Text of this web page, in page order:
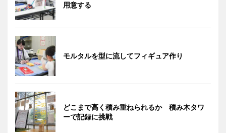
用意する
モルタルを型に流してフィギュア作り
どこまで高く積み重ねられるか 積み木タワ
ーで記録に挑戦